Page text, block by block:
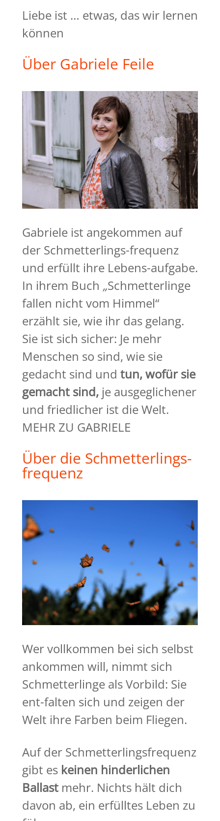
Liebe ist … etwas, das wir lernen
können
Über Gabriele Feile
Gabriele ist angekommen auf
der Schmetterlings-frequenz
und erfüllt ihre Lebens-aufgabe.
In ihrem Buch „Schmetterlinge
fallen nicht vom Himmel“
erzählt sie, wie ihr das gelang.
Sie ist sich sicher: Je mehr
Menschen so sind, wie sie
gedacht sind und tun, wofür sie
gemacht sind,je ausgeglichener
und friedlicher ist die Welt.
MEHR ZU GABRIELE
Über die Schmetterlings-
frequenz
Wer vollkommen bei sich selbst
ankommen will, nimmt sich
Schmetterlinge als Vorbild: Sie
ent-falten sich und zeigen der
Welt ihre Farben beim Fliegen.
Auf der Schmetterlingsfrequenz
gibt es keinen hinderlichen
Ballastmehr. Nichts hält dich
davon ab, ein erfülltes Leben zu